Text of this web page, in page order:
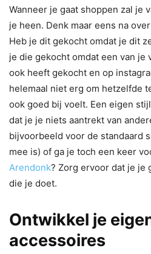
Wanneer je gaat shoppen zal je
je heen. Denk maar eens na
Heb je dit gekocht omdat je dit
je die gekocht omdat een van
ook heeft gekocht en op
helemaal niet erg om hetzelfde
ook goed bij voelt. Een eigen
dat je je niets aantrekt van
bijvoorbeeld voor de standaard
mee is) of ga je toch een keer
Arendonk? Zorg ervoor dat je je
die je doet.
Ontwikkel je
accessoires